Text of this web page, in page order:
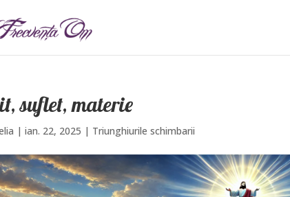
suflet, materie
|ian. 22, 2025 | Triunghiurile schimbarii